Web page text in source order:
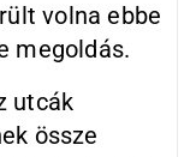
volna ebbe
megoldás.
utcák
össze